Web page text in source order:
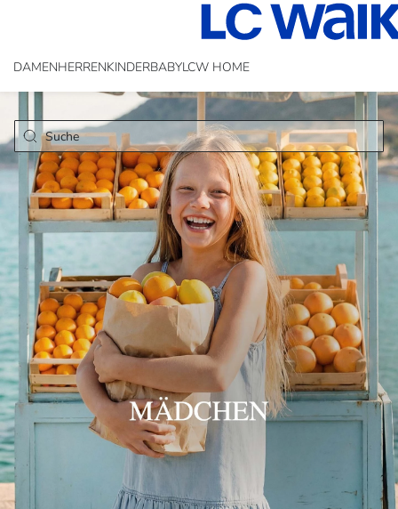
DAMENHERRENKINDERBABYLCW HOME